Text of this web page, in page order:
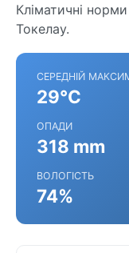
Кліматичні
Токелау.
СЕРЕДНІЙ
29°C
ОПАДИ
318 mm
ВОЛОГІСТЬ
74%